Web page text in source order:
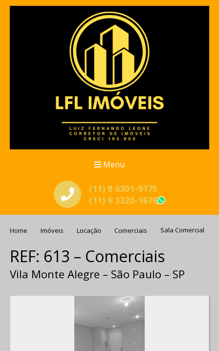
Menu
(11) 9 6301-9175
(11) 9 3320-1676
Home Imóveis Locação Comerciais Sala Comercial
REF: 613 – Comerciais
Vila Monte Alegre – São Paulo – SP